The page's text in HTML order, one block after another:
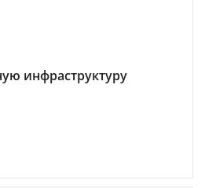
инфраструктуру